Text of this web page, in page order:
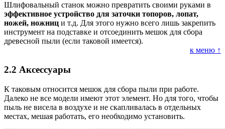
Шлифовальный станок можно превратить своими руками в
эффективное устройство для заточки топоров, лопат,
ножей, ножниц и т.д. Для этого нужно всего лишь закрепить
инструмент на подставке и отсоединить мешок для сбора
древесной пыли (если таковой имеется).
к меню ↑
2.2 Аксессуары
К таковым относится мешок для сбора пыли при работе.
Далеко не все модели имеют этот элемент. Но для того, чтобы
пыль не висела в воздухе и не скапливалась в отдельных
местах, мешая работать, его необходимо установить.